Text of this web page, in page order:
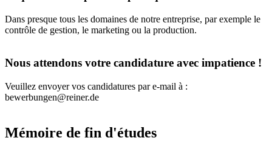
Dans presque tous les domaines de notre entreprise, par exemple le
contrôle de gestion, le marketing ou la production.
Nous attendons votre candidature avec impatience !
Veuillez envoyer vos candidatures par e-mail à :
bewerbungen@reiner.de
Mémoire de fin d'études